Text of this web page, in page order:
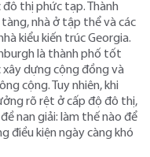
đô thị phức tạp. Thành
nhà ở tập thể và các
kiểu kiến ​​trúc Georgia.
là thành phố tốt
dựng cộng đồng và
cộng. Tuy nhiên, khi
rõ rệt ở cấp độ đô thị,
nan giải: làm thế nào để
điều kiện ngày càng khó